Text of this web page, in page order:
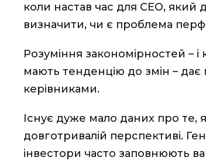
коли настав час для СEO, який
визначити, чи є проблема
Розуміння закономірностей –
мають тенденцію до змін – дає
керівниками.
Існує дуже мало даних про те,
довготривалій перспективі.
інвестори часто заповнюють